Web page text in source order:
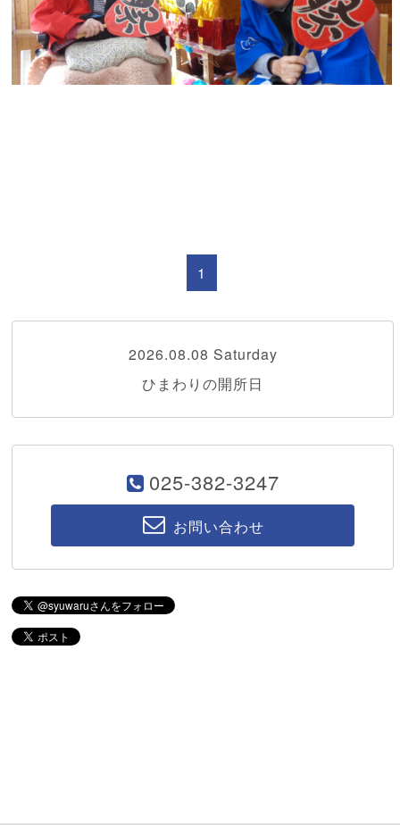
1
2026.08.08 Saturday
ひまわりの開所日
025-382-3247
お問い合わせ